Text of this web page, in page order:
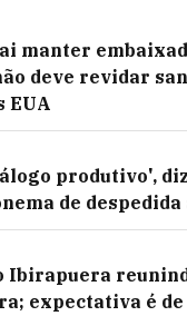
manter
deve revidar
EUA
produtivo',
de despedida
Ibirapuera
expectativa é